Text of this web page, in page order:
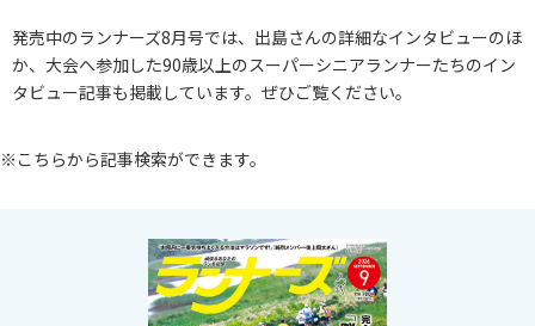
発売中のランナーズ8月号では、出島さんの詳細なインタビューのほ
か、大会へ参加した90歳以上のスーパーシニアランナーたちのイン
タビュー記事も掲載しています。ぜひご覧ください。
※こちらから記事検索ができます。